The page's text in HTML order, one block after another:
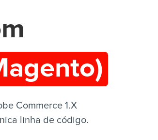
Commerce 1.X
linha de código.